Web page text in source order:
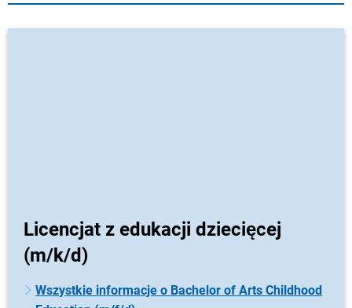
Licencjat z edukacji dziecięcej
(m/k/d)
Wszystkie informacje o Bachelor of Arts Childhood